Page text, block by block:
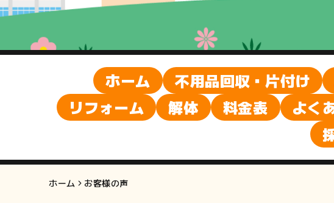
ホーム 不用品回収・片付け
リフォーム
解体 料金表 よく
ホーム お客様の声